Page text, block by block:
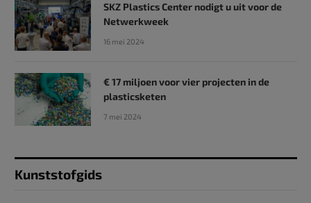
SKZ Plastics Center nodigt u uit voor de
Netwerkweek
16 mei 2024
€ 17 miljoen voor vier projecten in de
plasticsketen
7 mei 2024
Kunststofgids